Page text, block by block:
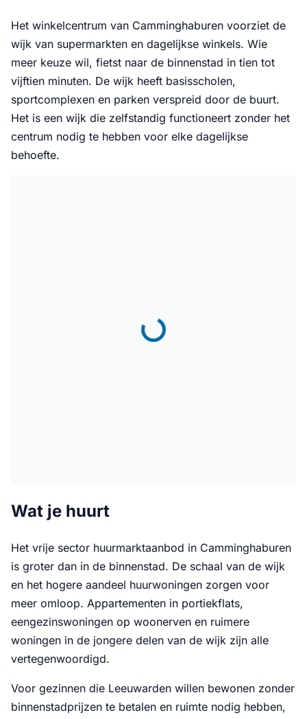
Het winkelcentrum van Camminghaburen voorziet de
wijk van supermarkten en dagelijkse winkels. Wie
meer keuze wil, fietst naar de binnenstad in tien tot
vijftien minuten. De wijk heeft basisscholen,
sportcomplexen en parken verspreid door de buurt.
Het is een wijk die zelfstandig functioneert zonder het
centrum nodig te hebben voor elke dagelijkse
behoefte.
Wat je huurt
Het vrije sector huurmarktaanbod in Camminghaburen
is groter dan in de binnenstad. De schaal van de wijk
en het hogere aandeel huurwoningen zorgen voor
meer omloop. Appartementen in portiekflats,
eengezinswoningen op woonerven en ruimere
woningen in de jongere delen van de wijk zijn alle
vertegenwoordigd.
Voor gezinnen die Leeuwarden willen bewonen zonder
binnenstadprijzen te betalen en ruimte nodig hebben,